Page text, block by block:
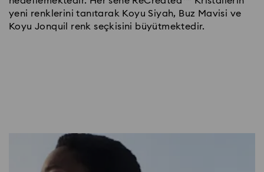
yeni renklerini tanıtarak Koyu Siyah, Buz Mavisi ve
Koyu Jonquil renk seçkisini büyütmektedir.